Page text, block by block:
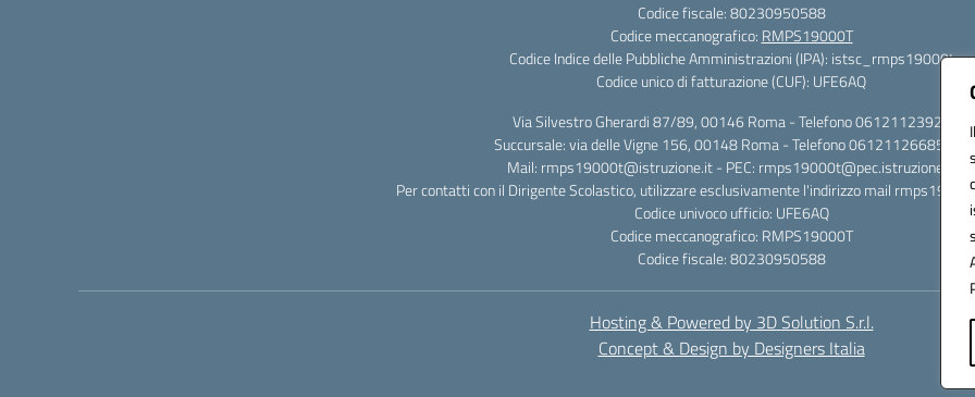
Codice fiscale: 80230950588
Codice meccanografico: RMPS19000T
Codice Indice delle Pubbliche Amministrazioni (IPA): istsc_rmps19000t
Codice unico di fatturazione (CUF): UFE6AQ
Via Silvestro Gherardi 87/89, 00146 Roma - Telefono 06121123925
Succursale: via delle Vigne 156, 00148 Roma - Telefono 06121126685/86
Mail: rmps19000t@istruzione.it - PEC: rmps19000t@pec.istruzione.it
Per contatti con il Dirigente Scolastico, utilizzare esclusivamente l'indirizzo mail
Codice univoco ufficio: UFE6AQ
Codice meccanografico: RMPS19000T
Codice fiscale: 80230950588
Hosting & Powered by 3D Solution S.r.l.
Concept & Design by Designers Italia